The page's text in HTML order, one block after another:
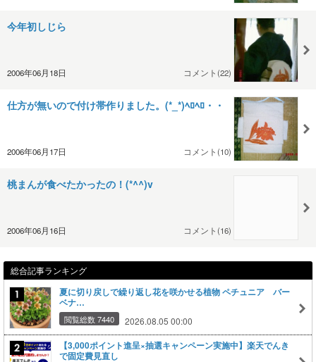
今年初しじら
2006年06月18日 コメント(22)
仕方が無いので付け帯作りました。(*_*)ﾍﾛﾍﾛ・・
2006年06月17日 コメント(10)
桃まんが食べたかったの！(*^^)v
2006年06月16日 コメント(16)
総合記事ランキング
夏に切り戻しで繰り返し花を咲かせる植物 ペチュニア バー
ベナ…
閲覧総数 7440 2026.08.05 00:00
【3,000ポイント進呈×抽選キャンペーン実施中】楽天でんき
で固定費見直し